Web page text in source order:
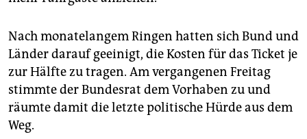
Nach monatelangem Ringen hatten sich Bund und
Länder darauf geeinigt, die Kosten für das Ticket je
zur Hälfte zu tragen. Am vergangenen Freitag
stimmte der Bundesrat dem Vorhaben zu und
räumte damit die letzte politische Hürde aus dem
Weg.